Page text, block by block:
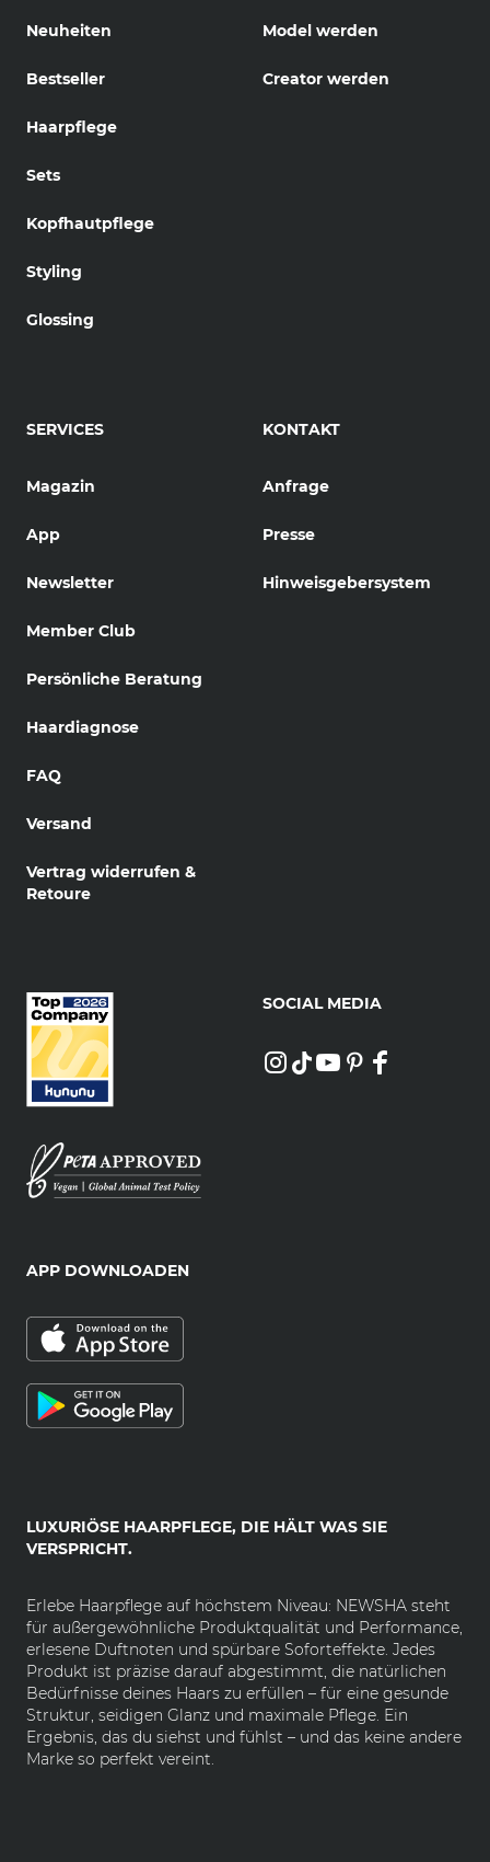
Neuheiten
Bestseller
Haarpflege
Sets
Kopfhautpflege
Styling
Glossing
Model werden
Creator werden
SERVICES
Magazin
App
Newsletter
Member Club
Persönliche Beratung
Haardiagnose
FAQ
Versand
Vertrag widerrufen &
Retoure
KONTAKT
Anfrage
Presse
Hinweisgebersystem
LUXURIÖSE HAARPFLEGE, DIE HÄLT WAS SIE
VERSPRICHT.
Erlebe Haarpflege auf höchstem Niveau: NEWSHA steht
für außergewöhnliche Produktqualität und Performance,
erlesene Duftnoten und spürbare Soforteffekte. Jedes
Produkt ist präzise darauf abgestimmt, die natürlichen
Bedürfnisse deines Haars zu erfüllen – für eine gesunde
Struktur, seidigen Glanz und maximale Pflege. Ein
Ergebnis, das du siehst und fühlst – und das keine andere
Marke so perfekt vereint.
SOCIAL MEDIA
APP DOWNLOADEN